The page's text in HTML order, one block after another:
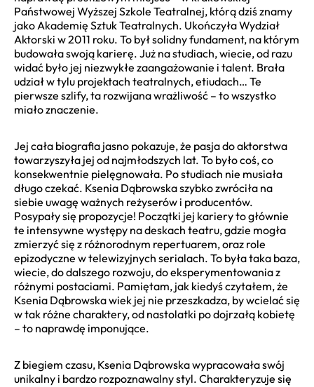
Państwowej Wyższej Szkole Teatralnej, którą dziś znamy
jako Akademię Sztuk Teatralnych. Ukończyła Wydział
Aktorski w 2011 roku. To był solidny fundament, na którym
budowała swoją karierę. Już na studiach, wiecie, od razu
widać było jej niezwykłe zaangażowanie i talent. Brała
udział w tylu projektach teatralnych, etiudach… Te
pierwsze szlify, ta rozwijana wrażliwość – to wszystko
miało znaczenie.
Jej cała biografia jasno pokazuje, że pasja do aktorstwa
towarzyszyła jej od najmłodszych lat. To było coś, co
konsekwentnie pielęgnowała. Po studiach nie musiała
długo czekać. Ksenia Dąbrowska szybko zwróciła na
siebie uwagę ważnych reżyserów i producentów.
Posypały się propozycje! Początki jej kariery to głównie
te intensywne występy na deskach teatru, gdzie mogła
zmierzyć się z różnorodnym repertuarem, oraz role
epizodyczne w telewizyjnych serialach. To była taka baza,
wiecie, do dalszego rozwoju, do eksperymentowania z
różnymi postaciami. Pamiętam, jak kiedyś czytałem, że
Ksenia Dąbrowska wiek jej nie przeszkadza, by wcielać się
w tak różne charaktery, od nastolatki po dojrzałą kobietę
– to naprawdę imponujące.
Z biegiem czasu, Ksenia Dąbrowska wypracowała swój
unikalny i bardzo rozpoznawalny styl. Charakteryzuje się